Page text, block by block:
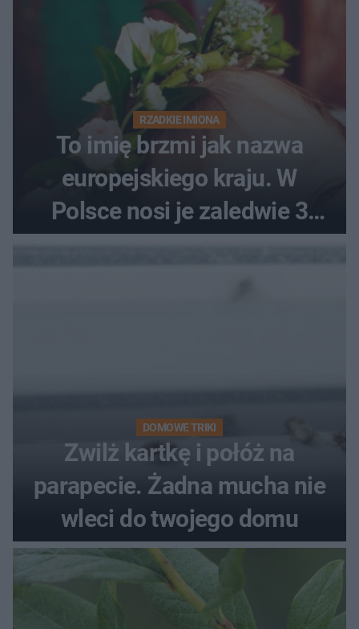
RZADKIE IMIONA
To imię brzmi jak nazwa
europejskiego kraju. W
Polsce nosi je zaledwie 3
DOMOWE TRIKI
Zwilż kartkę i połóż na
parapecie. Żadna mucha nie
wleci do twojego domu